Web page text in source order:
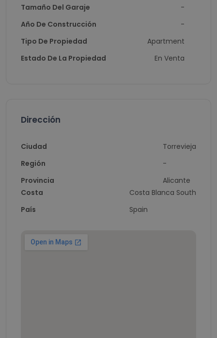
Tamaño Del Garaje
-
Año De Construcción
-
Tipo De Propiedad
Apartment
Estado De La Propiedad
En Venta
Dirección
Ciudad
Región
Provincia
Torrevieja
-
Alicante
Costa
País
Costa Blanca South
Spain